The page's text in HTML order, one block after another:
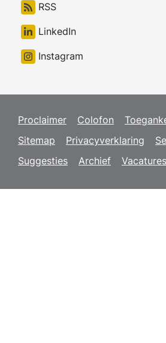
RSS
LinkedIn
Instagram
Proclaimer Colofon
Sitemap
Privacyverklaring
Suggesties
Archief Vacatures